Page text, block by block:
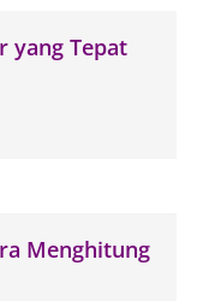
yang Tepat
Menghitung